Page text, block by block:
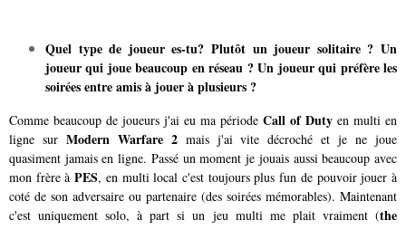
Quel type de joueur es-tu? Plutôt un joueur solitaire ? Un
joueur qui joue beaucoup en réseau ? Un joueur qui préfère les
soirées entre amis à jouer à plusieurs ?
Comme beaucoup de joueurs j'ai eu ma période Call of Duty en multi en
ligne sur Modern Warfare 2mais j'ai vite décroché et je ne joue
quasiment jamais en ligne. Passé un moment je jouais aussi beaucoup avec
mon frère àPES, en multi local c'est toujours plus fun de pouvoir jouer à
coté de son adversaire ou partenaire (des soirées mémorables). Maintenant
c'est uniquement solo, à part si un jeu multi me plait vraiment (the